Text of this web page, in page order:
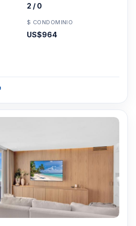
2 / 0
$ CONDOMINIO
US$964